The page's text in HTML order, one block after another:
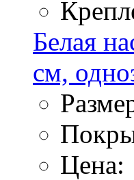
Белая
см,
Цена: